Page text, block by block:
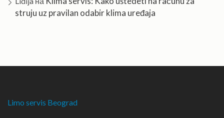
struju uz pravilan odabir klima uređaja
Limo servis Beograd